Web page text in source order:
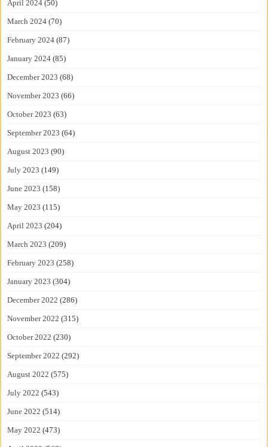
April 2024 (50)
March 2024 (70)
February 2024 (87)
January 2024 (85)
December 2023 (68)
November 2023 (66)
October 2023 (63)
September 2023 (64)
August 2023 (90)
July 2023 (149)
June 2023 (158)
May 2023 (115)
April 2023 (204)
March 2023 (209)
February 2023 (258)
January 2023 (304)
December 2022 (286)
November 2022 (315)
October 2022 (230)
September 2022 (292)
August 2022 (575)
July 2022 (543)
June 2022 (514)
May 2022 (473)